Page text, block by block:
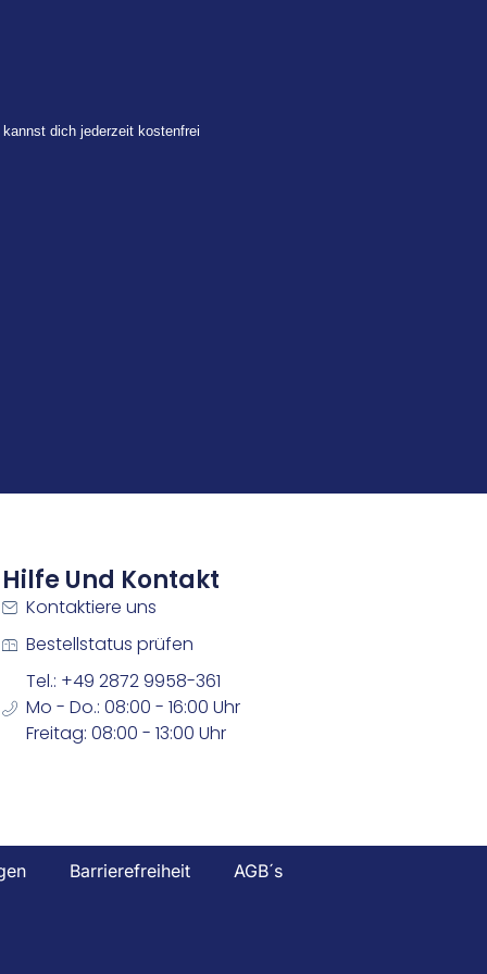
dich jederzeit kostenfrei
Hilfe Und Kontakt
Kontaktiere uns
Bestellstatus prüfen
Tel.: +49 2872 9958-361
Mo - Do.: 08:00 - 16:00 Uhr
Freitag: 08:00 - 13:00 Uhr
Barrierefreiheit AGB´s